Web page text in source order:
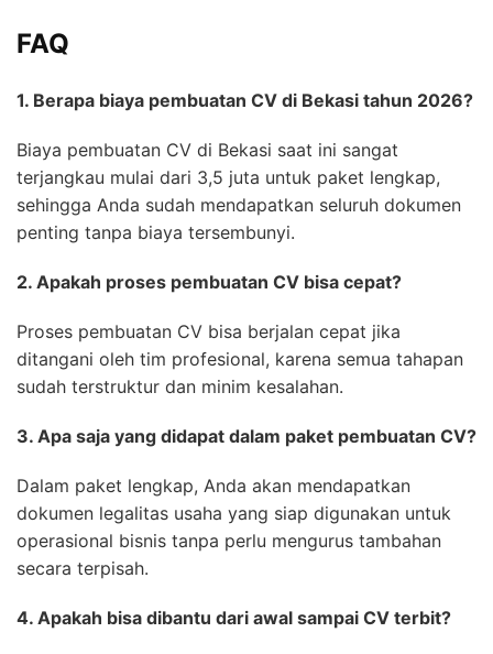
FAQ
1. Berapa biaya pembuatan CV di Bekasi tahun 2026?
Biaya pembuatan CV di Bekasi saat ini sangat
terjangkau mulai dari 3,5 juta untuk paket lengkap,
sehingga Anda sudah mendapatkan seluruh dokumen
penting tanpa biaya tersembunyi.
2. Apakah proses pembuatan CV bisa cepat?
Proses pembuatan CV bisa berjalan cepat jika
ditangani oleh tim profesional, karena semua tahapan
sudah terstruktur dan minim kesalahan.
3. Apa saja yang didapat dalam paket pembuatan CV?
Dalam paket lengkap, Anda akan mendapatkan
dokumen legalitas usaha yang siap digunakan untuk
operasional bisnis tanpa perlu mengurus tambahan
secara terpisah.
4. Apakah bisa dibantu dari awal sampai CV terbit?